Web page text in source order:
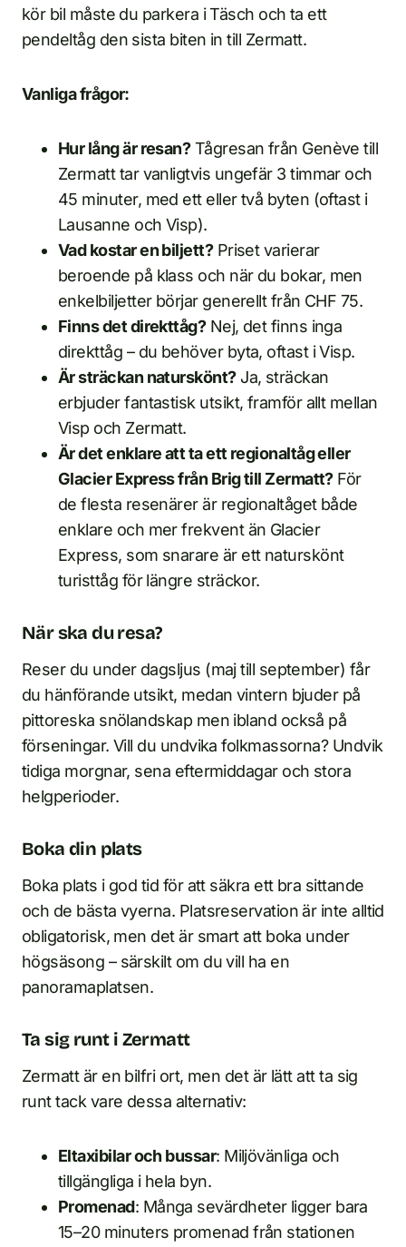
kör bil måste du parkera i Täsch och ta ett
pendeltåg den sista biten in till Zermatt.
Vanliga frågor:
Hur lång är resan?Tågresan från Genève till
Zermatt tar vanligtvis ungefär 3 timmar och
45 minuter, med ett eller två byten (oftast i
Lausanne och Visp).
Vad kostar en biljett?Priset varierar
beroende på klass och när du bokar, men
enkelbiljetter börjar generellt från CHF 75.
Finns det direkttåg?Nej, det finns inga
direkttåg – du behöver byta, oftast i Visp.
Är sträckan naturskönt?Ja, sträckan
erbjuder fantastisk utsikt, framför allt mellan
Visp och Zermatt.
Är det enklare att ta ett regionaltåg eller
Glacier Express från Brig till Zermatt?För
de flesta resenärer är regionaltåget både
enklare och mer frekvent än Glacier
Express, som snarare är ett naturskönt
turisttåg för längre sträckor.
När ska du resa?
Reser du under dagsljus (maj till september) får
du hänförande utsikt, medan vintern bjuder på
pittoreska snölandskap men ibland också på
förseningar. Vill du undvika folkmassorna? Undvik
tidiga morgnar, sena eftermiddagar och stora
helgperioder.
Boka din plats
Boka plats i god tid för att säkra ett bra sittande
och de bästa vyerna. Platsreservation är inte alltid
obligatorisk, men det är smart att boka under
högsäsong – särskilt om du vill ha en
panoramaplatsen.
Ta sig runt i Zermatt
Zermatt är en bilfri ort, men det är lätt att ta sig
runt tack vare dessa alternativ:
Eltaxibilar och bussar: Miljövänliga och
tillgängliga i hela byn.
Promenad: Många sevärdheter ligger bara
15–20 minuters promenad från stationen